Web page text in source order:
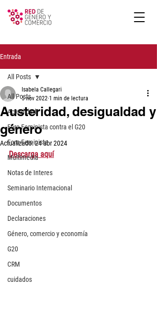
Entrada
All Posts
Actualidad
Foro Feminista contra el G20
Foro Feminista
Multimedia
Notas de Interes
Seminario Internacional
Documentos
Declaraciones
Género, comercio y economía
G20
CRM
cuidados
All Posts
Austeridad, desigualdad y
género
Isabela Callegari
5 nov 2022 1 min de lectura
Actualizado:24 abr 2024
Descarga aquí